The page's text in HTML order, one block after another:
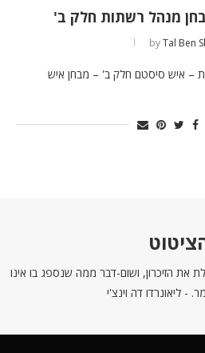
מנהל רשתות חלק ב'
byTal Ben
– איש סיסטם חלק ב' – מבחן איש
את הזיכרון, ושום-דבר ממה שנספג בו אינו
- ליאונרדו דה וינצ'י